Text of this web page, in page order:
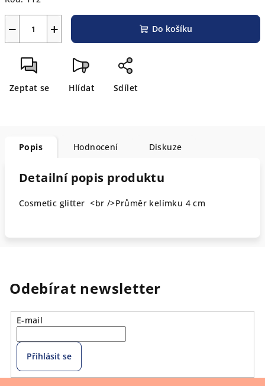
+
− Do košíku
Zeptat se Hlídat Sdílet
Popis Hodnocení Diskuze
Detailní popis produktu
Cosmetic glitter <br />Průměr kelímku 4 cm
Odebírat newsletter
E-mail
Přihlásit se